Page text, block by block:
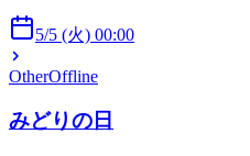
5/5 (火) 00:00
OtherOffline
みどりの日